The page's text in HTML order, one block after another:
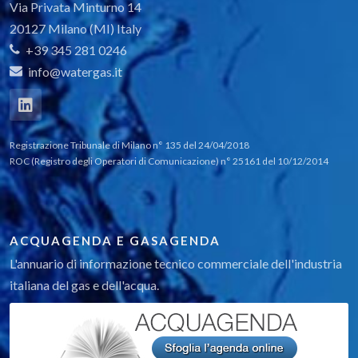
Via Privata Minturno 14
20127 Milano (MI) Italy
+39 345 281 0246
info@watergas.it
Registrazione Tribunale di Milano n° 135 del 24/04/2018
ROC (Registro degli Operatori di Comunicazione) n° 25161 del 10/12/2014
ACQUAGENDA E GASAGENDA
L'annuario di informazione tecnico commerciale dell'industria
italiana del gas e dell'acqua.